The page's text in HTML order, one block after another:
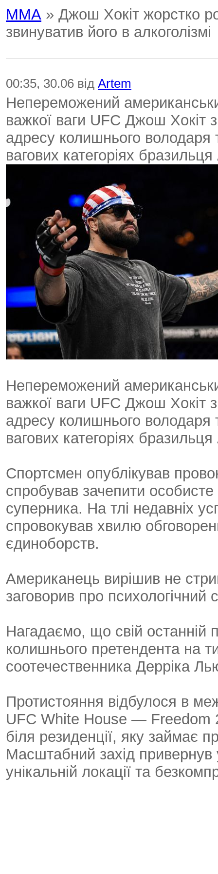
ММА » Джош Хокіт жорстко
звинуватив його в алкоголізмі
00:35, 30.06 від Artem
Непереможений
важкої ваги UFC Джош Хокіт
адресу колишнього володаря
вагових категоріях
Непереможений
важкої ваги UFC Джош Хокіт
адресу колишнього володаря
вагових категоріях
Спортсмен опублікував
спробував зачепити
суперника. На тлі недавніх
спровокував хвилю
єдиноборств.
Американець вирішив не
заговорив про психологічний
Нагадаємо, що свій останній
колишнього претендента на
соотечественника Дерріка
Протистояння відбулося в
UFC White House — Freedom
біля резиденції, яку
Масштабний захід привернув
унікальній локації та